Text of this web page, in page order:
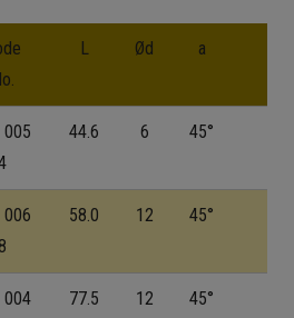
L Ød a
005
44.6 6 45°
006
58.0 12 45°
004
77.5 12 45°